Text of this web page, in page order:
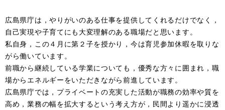
広島県庁は，やりがいのある仕事を提供してくれるだけでなく，
自己実現や子育てにも大変理解のある職場だと思います。
私自身，この４月に第２子を授かり，今は育児参加休暇を取りな
がら働いています。
前職から継続している学業についても，優秀な方々に囲まれ，職
場からエネルギーをいただきながら前進しています。
広島県庁では，プライベートの充実した活動が職務の効率や質を
高め，業務の幅を拡大するという考え方が，民間より遥かに浸透